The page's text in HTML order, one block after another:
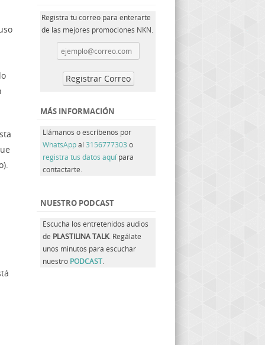
Registra tu correo para enterarte
de las mejores promociones NKN.
MÁS INFORMACIÓN
Llámanos o escríbenos por
WhatsAppal 3156777303 o
registra tus datos aquí para
contactarte.
NUESTRO PODCAST
Escucha los entretenidos audios
de PLASTILINA TALK. Regálate
unos minutos para escuchar
nuestro PODCAST.